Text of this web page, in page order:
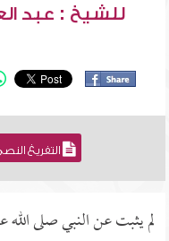
للشيخ : عبد
التفريغ
لم يثبت عن النبي صلى الله